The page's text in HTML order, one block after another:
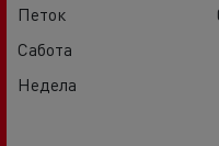
Петок
Сабота
Недела